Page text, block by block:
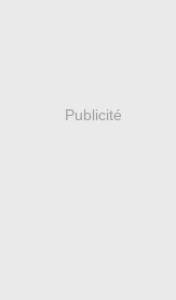
Publicité